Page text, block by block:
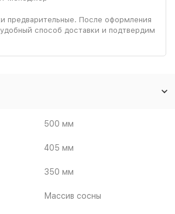
предварительные. После оформления
способ доставки и подтвердим
500 мм
405 мм
350 мм
Массив сосны